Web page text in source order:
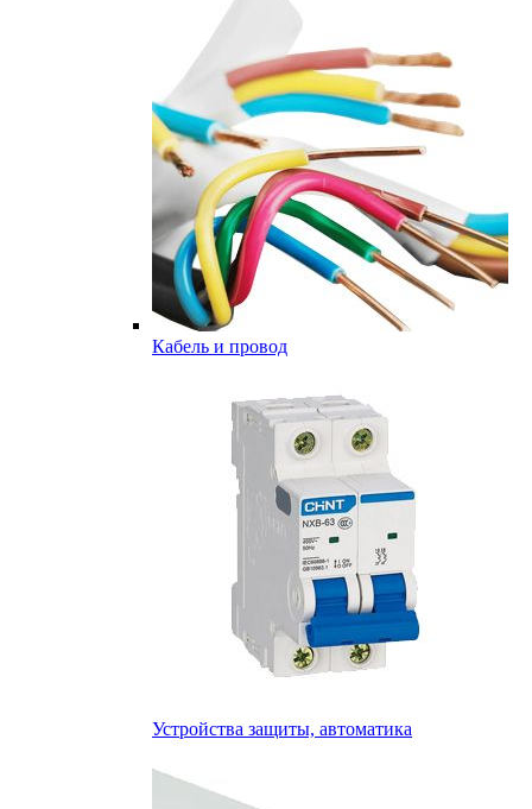
Кабель и провод
Устройства защиты, автоматика